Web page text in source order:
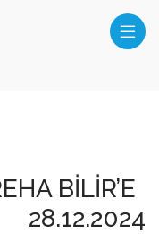
BİLİR’E
28.12.2024